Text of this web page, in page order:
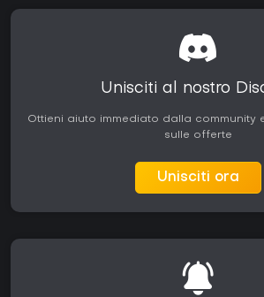
Unisciti al nostro
Ottieni aiuto immediato dalla community
sulle offerte
Unisciti ora